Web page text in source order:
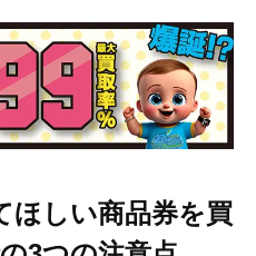
ほしい商品券を買